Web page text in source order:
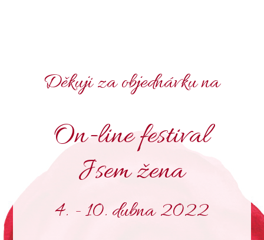
Děkuji za objednávku na
On-line festival
Jsem žena
4. - 10. dubna 2022